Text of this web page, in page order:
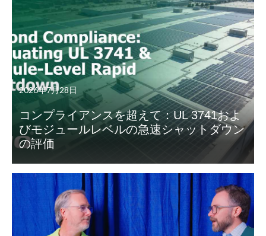
2026年7月28日
コンプライアンスを超えて：UL 3741およ
びモジュールレベルの急速シャットダウン
の評価